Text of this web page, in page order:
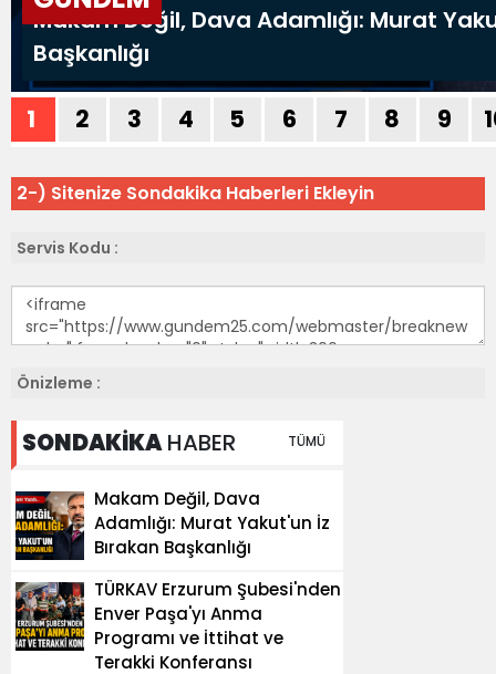
2-) Sitenize Sondakika Haberleri Ekleyin
Servis Kodu :
Önizleme :